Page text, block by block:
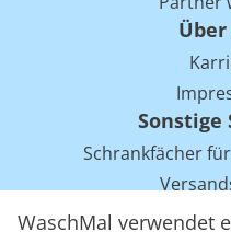
WaschMal verwendet
Sonstige
Schrankfächer
Einsparpotentiale für